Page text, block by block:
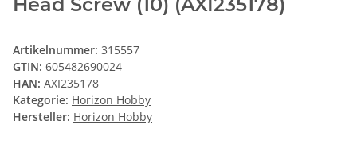
Artikelnummer: 315557
GTIN: 605482690024
HAN: AXI235178
Kategorie: Horizon Hobby
Hersteller: Horizon Hobby